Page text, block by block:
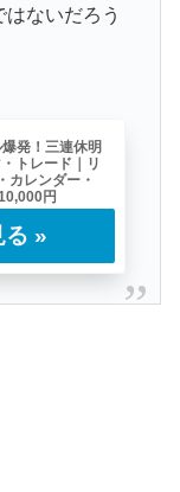
ないだろう
発！三連休明
トレード｜リ
カレンダー・
円
はなく、「ガン
る……